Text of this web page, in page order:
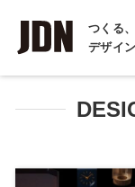
つくる
デザイ
インタビュー